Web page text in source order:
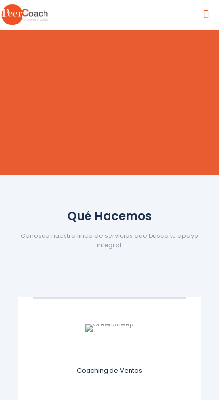
Qué Hacemos
Conosca nuestra linea de servicios que busca tu apoyo
integral.
Coaching de Ventas